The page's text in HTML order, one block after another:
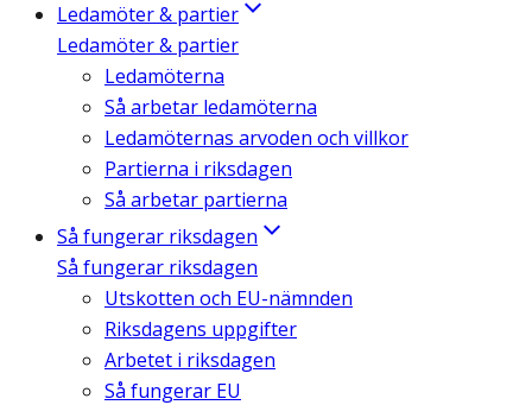
Ledamöter & partier
Ledamöter & partier
Ledamöterna
Så arbetar ledamöterna
Ledamöternas arvoden och villkor
Partierna i riksdagen
Så arbetar partierna
Så fungerar riksdagen
Så fungerar riksdagen
Utskotten och EU-nämnden
Riksdagens uppgifter
Arbetet i riksdagen
Så fungerar EU